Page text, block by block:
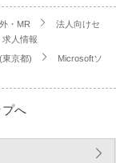
・MR
法人向けセ
人情報
東京都)
Microsoftソ
へ